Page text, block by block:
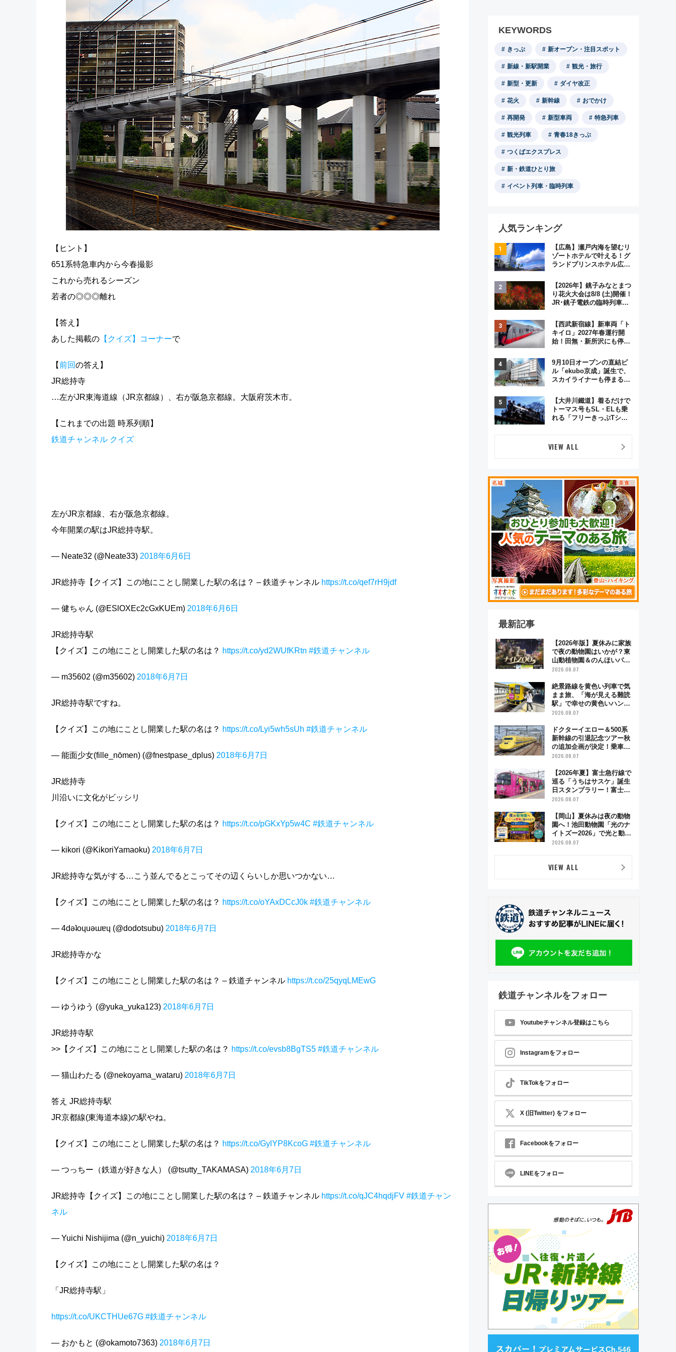
【ヒント】
651系特急車内から今春撮影
これから売れるシーズン
若者の◎◎◎離れ
【答え】
あした掲載の 【クイズ】コーナーで
【前回の答え】
JR総持寺
…左がJR東海道線（JR京都線）、右が阪急京都線。大阪府茨木市。
【これまでの出題 時系列順】
鉄道チャンネル クイズ
左がJR京都線、右が阪急京都線。
今年開業の駅はJR総持寺駅。
— Neate32 (@Neate33) 2018年6月6日
JR総持寺【クイズ】この地にことし開業した駅の名は？ – 鉄道チャンネル https://t.co/qef7rH9jdf
— 健ちゃん (@ESlOXEc2cGxKUEm) 2018年6月6日
JR総持寺駅
【クイズ】この地にことし開業した駅の名は？ https://t.co/yd2WUfKRtn #鉄道チャンネル
— m35602 (@m35602) 2018年6月7日
JR総持寺駅ですね。
【クイズ】この地にことし開業した駅の名は？ https://t.co/Lyi5wh5sUh #鉄道チャンネル
— 能面少女(fille_nōmen) (@fnestpase_dplus) 2018年6月7日
JR総持寺
川沿いに文化がビッシリ
【クイズ】この地にことし開業した駅の名は？ https://t.co/pGKxYp5w4C #鉄道チャンネル
— kikori (@KikoriYamaoku) 2018年6月7日
JR総持寺な気がする…こう並んでるとこってその辺くらいしか思いつかない…
【クイズ】この地にことし開業した駅の名は？ https://t.co/oYAxDCcJ0k #鉄道チャンネル
— 4dǝʇoɥuǝɯɐɥ (@dodotsubu) 2018年6月7日
JR総持寺かな
【クイズ】この地にことし開業した駅の名は？ – 鉄道チャンネル https://t.co/25qyqLMEwG
— ゆうゆう (@yuka_yuka123) 2018年6月7日
JR総持寺駅
>>【クイズ】この地にことし開業した駅の名は？ https://t.co/evsb8BgTS5 #鉄道チャンネル
— 猫山わたる (@nekoyama_wataru) 2018年6月7日
答え JR総持寺駅
JR京都線(東海道本線)の駅やね。
【クイズ】この地にことし開業した駅の名は？ https://t.co/GylYP8KcoG #鉄道チャンネル
— つっちー（鉄道が好きな人） (@tsutty_TAKAMASA) 2018年6月7日
JR総持寺【クイズ】この地にことし開業した駅の名は？ – 鉄道チャンネル https://t.co/qJC4hqdjFV #鉄道チャン
ネル
— Yuichi Nishijima (@n_yuichi) 2018年6月7日
【クイズ】この地にことし開業した駅の名は？
「JR総持寺駅」
https://t.co/UKCTHUe67G #鉄道チャンネル
— おかもと (@okamoto7363) 2018年6月7日
KEYWORDS
きっぷ 新オープン・注目スポット
新線・新駅開業 観光・旅行
新型・更新 ダイヤ改正
花火 新幹線 おでかけ
再開発 新型車両 特急列車
観光列車 青春18きっぷ
つくばエクスプレス
新・鉄道ひとり旅
イベント列車・臨時列車
人気ランキング
【広島】瀬戸内海を望むリ
ゾートホテルで叶える！グ
ランドプリンスホテル広島
ジュアルパーティープラン
【2026年】銚子みなとまつ
り花火大会は8/8 (土)開催！
JR･銚子電鉄の臨時列車や
く8,000発の大迫力＆屋台
を満喫
【西武新宿線】新車両「ト
キイロ」2027年春運行開
始！田無・新所沢にも停
弾」も
9月10日オープンの直結ビ
ル「ekubo京成」誕生で、
スカイライナーも停まる巨
変わる？ 全テナント情報も
公開！
【大井川鐵道】着るだけで
トーマス号もSL・ELも乗
れる「フリーきっぷTシャ
VIEW ALL
最新記事
【2026年版】夏休みに家族
で夜の動物園はいかが？東
山動植物園＆のんほいパー
ク「ナイトZOO」開催情報
2026.08.07
絶景路線を黄色い列車で気
まま旅、「海が見える難読
駅」で幸せの黄色いハンカ
チに願いを 「新・鉄道ひ
「島原鉄道」
2026.08.07
ドクターイエロー＆500系
新幹線の引退記念ツアー秋
の追加企画が決定！乗車体
験やグッズ・ホテル情報ま
2026.08.07
【2026年夏】富士急行線で
巡る「うちはサスケ」誕生
日スタンプラリー！富士急
ハイランド限定グルメ＆グ
2026.08.07
【岡山】夏休みは夜の動物
園へ！池田動物園「光のナ
イトズー2026」で光と動物
が彩る特別な夜
2026.08.07
VIEW ALL
鉄道チャンネルをフォロー
Youtubeチャンネル登録はこちら
Instagramをフォロー
TikTokをフォロー
X (旧Twitter) をフォロー
Facebookをフォロー
LINEをフォロー